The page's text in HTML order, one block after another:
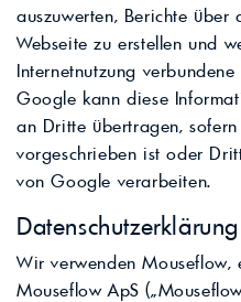
auszuwerten, Berichte
Webseite zu erstellen und
Internetnutzung
Google kann diese
an Dritte übertragen,
vorgeschrieben ist oder
von Google verarbeiten.
Wir verwenden Mouseflow,
Mouseflow ApS